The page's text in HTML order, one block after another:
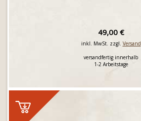
49,00 €
inkl. MwSt. zzgl. Versand
versandfertig innerhalb
1-2 Arbeitstage